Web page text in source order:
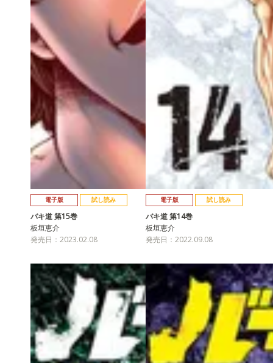
電子版 試し読み
バキ道 第15巻
板垣恵介
発売日：2023.02.08
電子版 試し読み
バキ道 第14巻
板垣恵介
発売日：2022.09.08